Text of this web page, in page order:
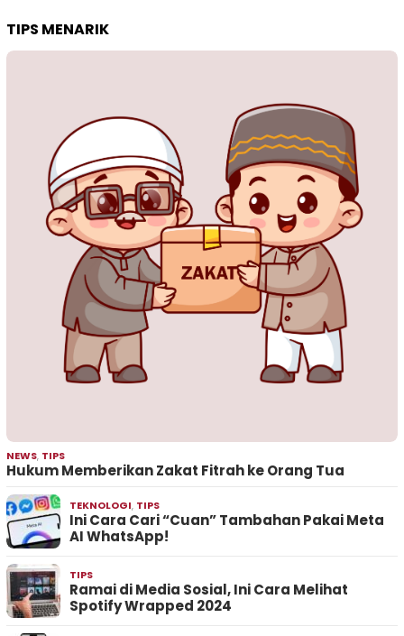
TIPS MENARIK
NEWS, TIPS
Hukum Memberikan Zakat Fitrah ke Orang Tua
TEKNOLOGI, TIPS
Ini Cara Cari “Cuan” Tambahan Pakai Meta
AI WhatsApp!
TIPS
Ramai di Media Sosial, Ini Cara Melihat
Spotify Wrapped 2024